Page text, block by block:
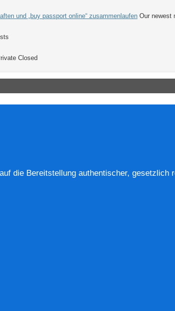
und „buy passport online“ zusammenlaufen Our newest
Closed
die Bereitstellung authentischer,